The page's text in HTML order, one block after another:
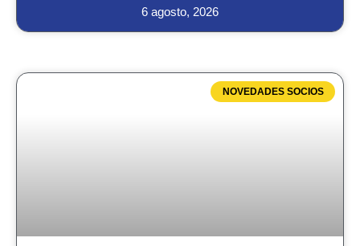
6 agosto, 2026
NOVEDADES SOCIOS